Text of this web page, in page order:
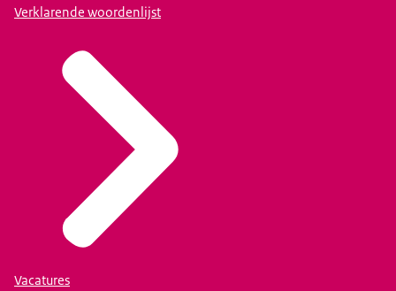
Verklarende woordenlijst
Vacatures